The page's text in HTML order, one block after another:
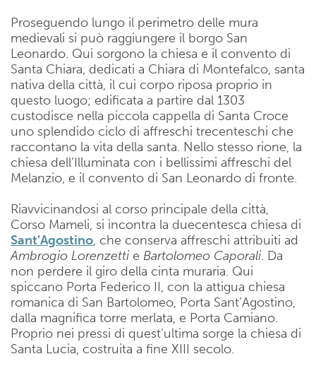
Proseguendo lungo il perimetro delle mura
medievali si può raggiungere il borgo San
Leonardo. Qui sorgono la chiesa e il convento di
Santa Chiara, dedicati a Chiara di Montefalco, santa
nativa della città, il cui corpo riposa proprio in
questo luogo; edificata a partire dal 1303
custodisce nella piccola cappella di Santa Croce
uno splendido ciclo di affreschi trecenteschi che
raccontano la vita della santa. Nello stesso rione, la
chiesa dell’Illuminata con i bellissimi affreschi del
Melanzio, e il convento di San Leonardo di fronte.
Riavvicinandosi al corso principale della città,
Corso Mameli, si incontra la duecentesca chiesa di
Sant’Agostino, che conserva affreschi attribuiti ad
Ambrogio Lorenzetti e Bartolomeo Caporali. Da
non perdere il giro della cinta muraria. Qui
spiccano Porta Federico II, con la attigua chiesa
romanica di San Bartolomeo, Porta Sant’Agostino,
dalla magnifica torre merlata, e Porta Camiano.
Proprio nei pressi di quest’ultima sorge la chiesa di
Santa Lucia, costruita a fine XIII secolo.